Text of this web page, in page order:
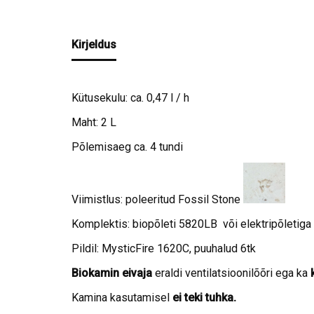
Kirjeldus
Kütusekulu: ca. 0,47 l / h
Maht: 2 L
Põlemisaeg ca. 4 tundi
Viimistlus: poleeritud Fossil Stone
Komplektis: biopõleti 5820LB või elektripõletiga
Pildil: MysticFire 1620C, puuhalud 6tk
Biokamin eivaja eraldi ventilatsioonilõõri ega ka
Kamina kasutamisel ei teki tuhka.